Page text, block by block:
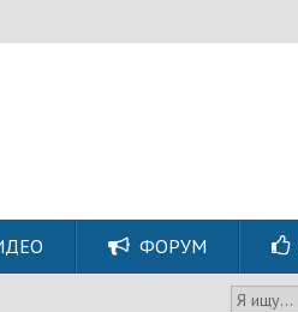
ФОРУМ
Я ищу...